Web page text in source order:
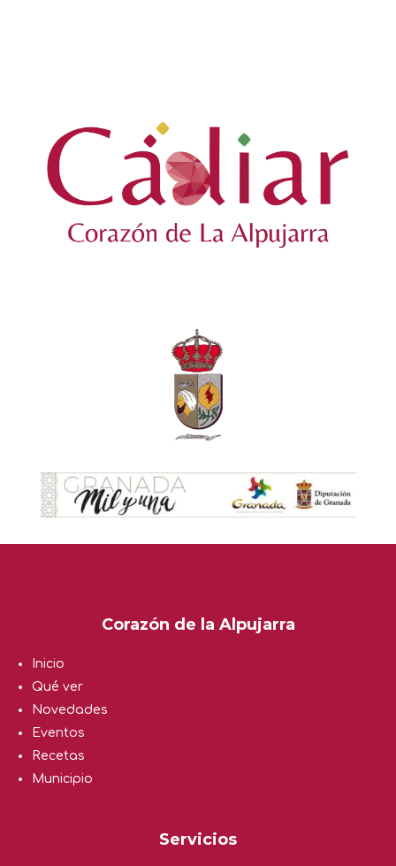
Corazón de la Alpujarra
Inicio
Qué ver
Novedades
Eventos
Recetas
Municipio
Servicios